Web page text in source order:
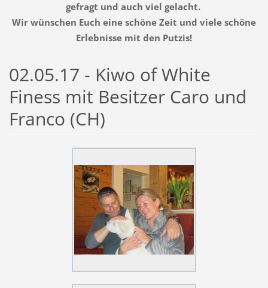
gefragt und auch viel gelacht.
Wir wünschen Euch eine schöne Zeit und viele schöne
Erlebnisse mit den Putzis!
02.05.17 - Kiwo of White
Finess mit Besitzer Caro und
Franco (CH)